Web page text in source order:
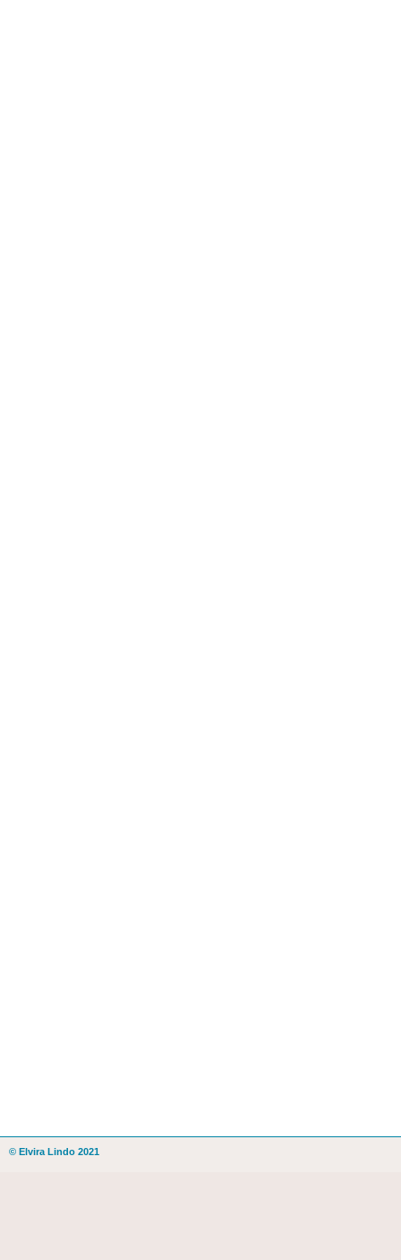
© Elvira Lindo 2021